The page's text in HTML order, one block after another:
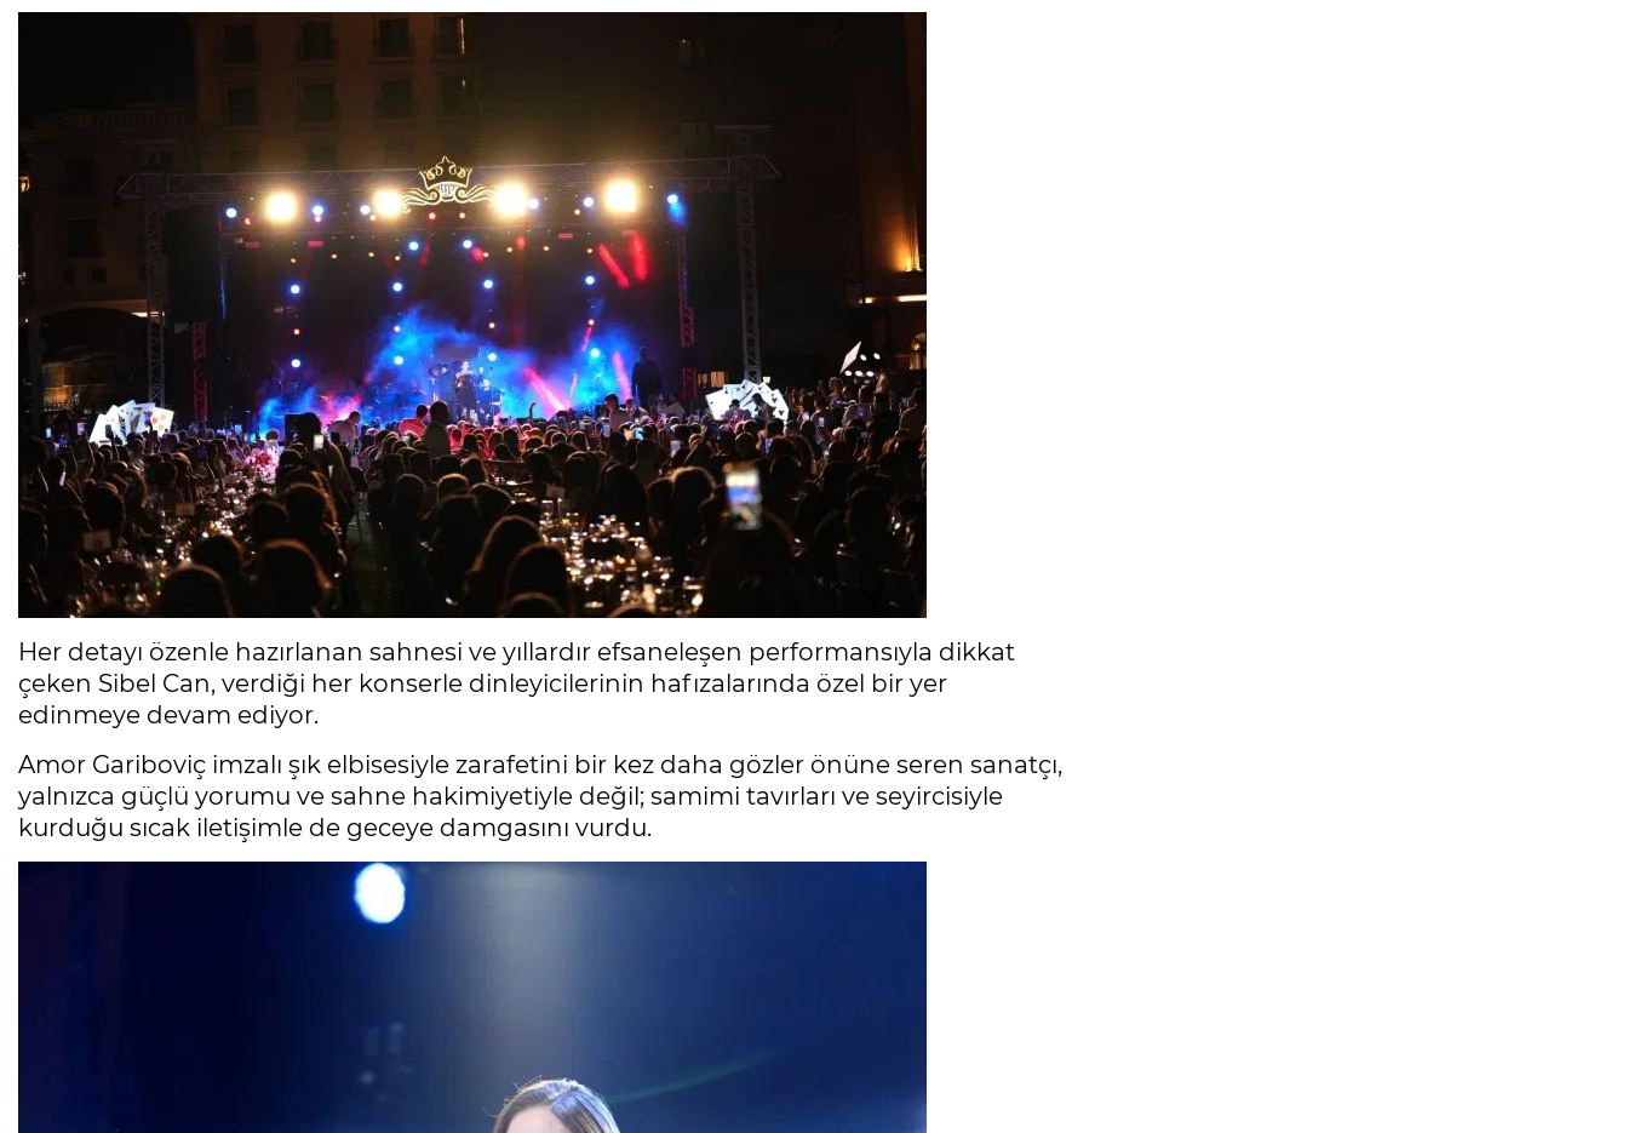
Her detayı özenle hazırlanan sahnesi ve yıllardır efsaneleşen performansıyla dikkat
çeken Sibel Can, verdiği her konserle dinleyicilerinin hafızalarında özel bir yer
edinmeye devam ediyor.
Amor Gariboviç imzalı şık elbisesiyle zarafetini bir kez daha gözler önüne seren sanatçı,
yalnızca güçlü yorumu ve sahne hakimiyetiyle değil; samimi tavırları ve seyircisiyle
kurduğu sıcak iletişimle de geceye damgasını vurdu.